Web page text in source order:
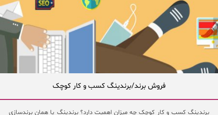
فروش برند/برندینگ کسب و کار کوچک
برندینگ کسب و کار کوچک چه میزان اهمیت دارد؟ برندینگ یا همان برندسازی